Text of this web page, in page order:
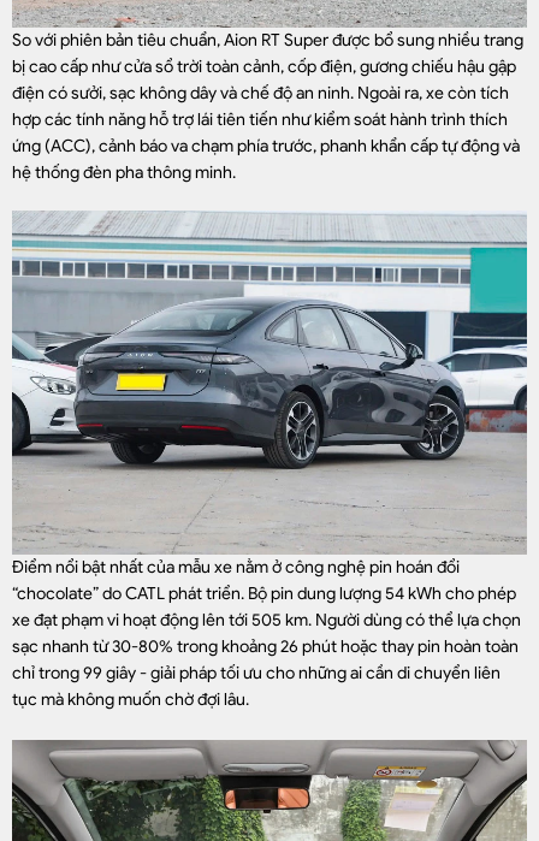
So với phiên bản tiêu chuẩn, Aion RT Super được bổ sung nhiều trang
bị cao cấp như cửa sổ trời toàn cảnh, cốp điện, gương chiếu hậu gập
điện có sưởi, sạc không dây và chế độ an ninh. Ngoài ra, xe còn tích
hợp các tính năng hỗ trợ lái tiên tiến như kiểm soát hành trình thích
ứng (ACC), cảnh báo va chạm phía trước, phanh khẩn cấp tự động và
hệ thống đèn pha thông minh.
Điểm nổi bật nhất của mẫu xe nằm ở công nghệ pin hoán đổi
“chocolate” do CATL phát triển. Bộ pin dung lượng 54 kWh cho phép
xe đạt phạm vi hoạt động lên tới 505 km. Người dùng có thể lựa chọn
sạc nhanh từ 30-80% trong khoảng 26 phút hoặc thay pin hoàn toàn
chỉ trong 99 giây - giải pháp tối ưu cho những ai cần di chuyển liên
tục mà không muốn chờ đợi lâu.